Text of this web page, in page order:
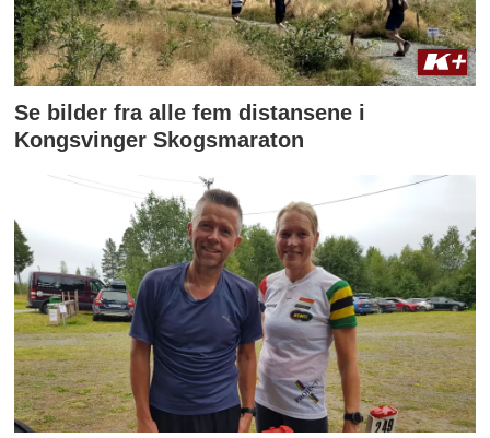
Se bilder fra alle fem distansene i
Kongsvinger Skogsmaraton